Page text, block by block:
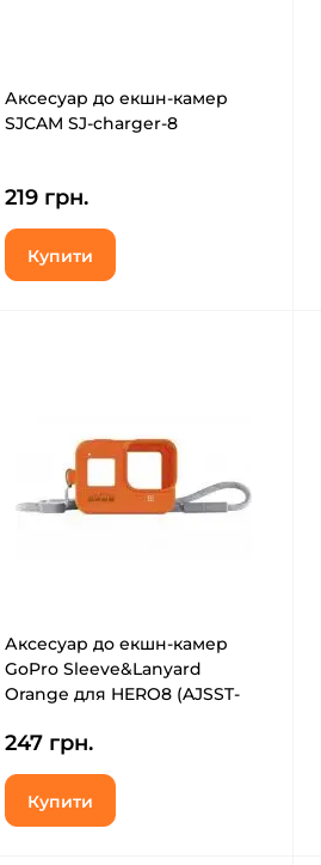
Аксесуар до екшн-камер
SJCAM SJ-charger-8
219 грн.
Купити
Аксесуар до екшн-камер
GoPro Sleeve&Lanyard
Orange для HERO8 (AJSST-
247 грн.
Купити